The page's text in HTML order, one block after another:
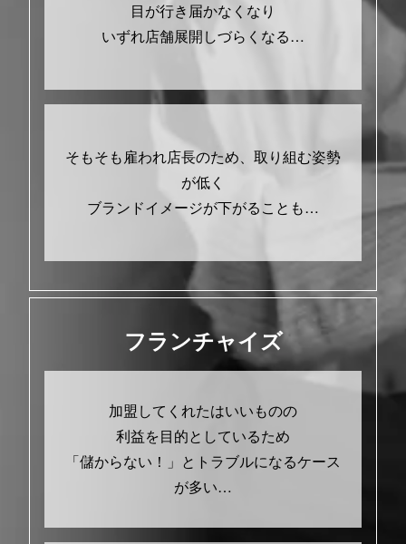
目が行き届かなくなり
いずれ店舗展開しづらくなる…
そもそも雇われ店長のため、取り組む姿勢
が低く
ブランドイメージが下がることも…
フランチャイズ
加盟してくれたはいいものの
利益を目的としているため
「儲からない！」とトラブルになるケース
が多い…